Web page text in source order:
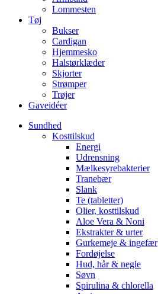
Lommesten
Tøj
Bukser
Cardigan
Hjemmesko
Halstørklæder
Skjorter
Strømper
Trøjer
Gaveidéer
Sundhed
Kosttilskud
Energi
Udrensning
Mælkesyrebakterier
Tranebær
Slank
Te (tabletter)
Olier, kosttilskud
Aloe Vera & Noni
Ekstrakter & urter
Gurkemeje & ingefær
Fordøjelse
Hud, hår & negle
Søvn
Spirulina & chlorella